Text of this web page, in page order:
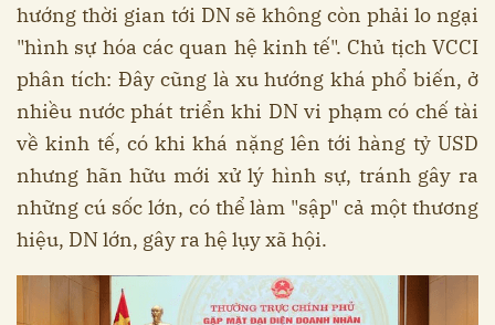
hướng thời gian tới DN sẽ không còn phải lo ngại
"hình sự hóa các quan hệ kinh tế". Chủ tịch VCCI
phân tích: Đây cũng là xu hướng khá phổ biến, ở
nhiều nước phát triển khi DN vi phạm có chế tài
về kinh tế, có khi khá nặng lên tới hàng tỷ USD
nhưng hãn hữu mới xử lý hình sự, tránh gây ra
những cú sốc lớn, có thể làm "sập" cả một thương
hiệu, DN lớn, gây ra hệ lụy xã hội.